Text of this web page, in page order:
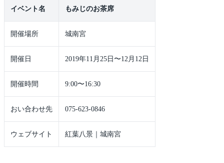
イベント名 もみじのお茶席
開催場所 城南宮
開催日 2019年11月25日〜12月12日
開催時間 9:00〜16:30
おい合わせ先 075-623-0846
ウェブサイト 紅葉八景｜城南宮